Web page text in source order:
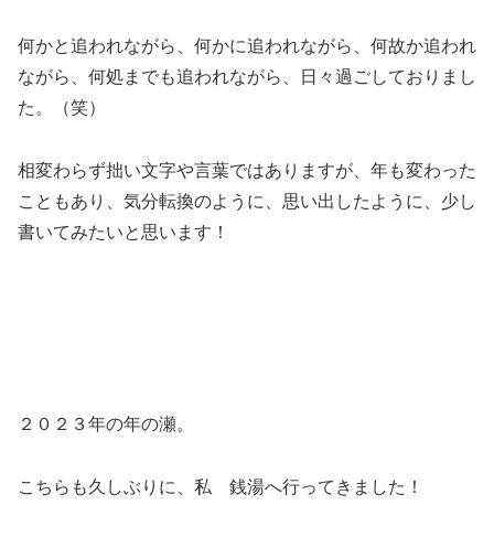
何かと追われながら、何かに追われながら、何故か追われ
ながら、何処までも追われながら、日々過ごしておりまし
た。（笑）
相変わらず拙い文字や言葉ではありますが、年も変わった
こともあり、気分転換のように、思い出したように、少し
書いてみたいと思います！
２０２３年の年の瀬。
こちらも久しぶりに、私 銭湯へ行ってきました！